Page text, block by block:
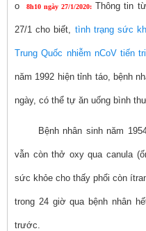
o
8h10 ngày 27/1/2020: Thông tin
27/1 cho biết, tình trạng sức
Trung Quốc nhiễm nCoV tiến
năm 1992 hiện tỉnh táo, bệnh
ngày, có thể tự ăn uống bình
Bệnh nhân sinh năm
vẫn còn thở oxy qua canula
sức khỏe cho thấy phổi còn
trong 24 giờ qua bệnh nhân
trước.